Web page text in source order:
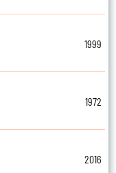
1999
1972
2016